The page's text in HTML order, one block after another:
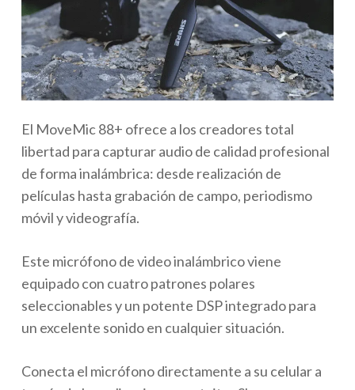
El MoveMic 88+ ofrece a los creadores total
libertad para capturar audio de calidad profesional
de forma inalámbrica: desde realización de
películas hasta grabación de campo, periodismo
móvil y videografía.
Este micrófono de video inalámbrico viene
equipado con cuatro patrones polares
seleccionables y un potente DSP integrado para
un excelente sonido en cualquier situación.
Conecta el micrófono directamente a su celular a